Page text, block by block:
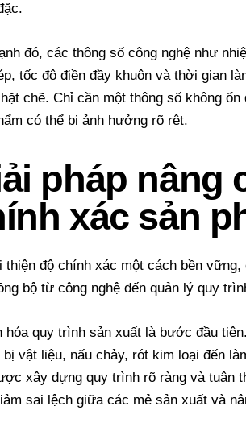
đó, các thông số công nghệ như
tốc độ điền đầy khuôn và thời gian
chẽ. Chỉ cần một thông số không
có thể bị ảnh hưởng rõ rệt.
pháp nâng
xác sản
thiện độ chính xác một cách bền vững,
bộ từ công nghệ đến quản lý quy
hóa quy trình sản xuất là bước đầu
bị vật liệu, nấu chảy, rót kim loại đến
xây dựng quy trình rõ ràng và tuân
sai lệch giữa các mẻ sản xuất và